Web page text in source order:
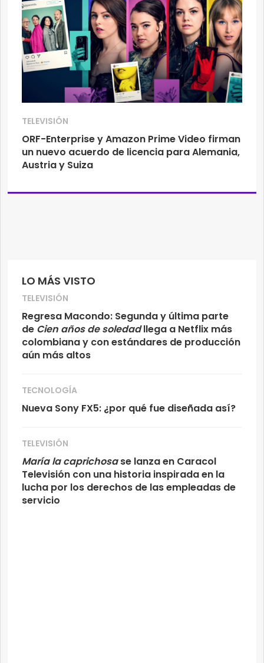
LO MÁS VISTO
TELEVISIÓN
Regresa Macondo: Segunda y última parte
de Cien años de soledadllega a Netflix más
colombiana y con estándares de producción
aún más altos
TECNOLOGÍA
Nueva Sony FX5: ¿por qué fue diseñada así?
TELEVISIÓN
María la caprichosase lanza en Caracol
Televisión con una historia inspirada en la
lucha por los derechos de las empleadas de
servicio
TELEVISIÓN
ORF-Enterprise y Amazon Prime Video firman
un nuevo acuerdo de licencia para Alemania,
Austria y Suiza